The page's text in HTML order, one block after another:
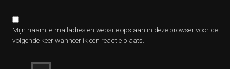
Mijn naam, e-mailadres en website opslaan in deze browser voor de
volgende keer wanneer ik een reactie plaats.